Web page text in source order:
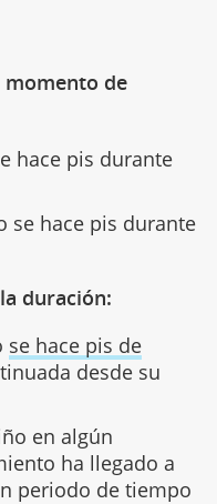
momento de
hace pis durante
se hace pis durante
duración:
se hace pis de
desde su
en algún
ha llegado a
periodo de tiempo